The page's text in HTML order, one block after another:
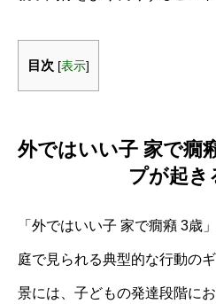
目次 [表示]
外ではいい子 家で癇
プが起き
「外ではいい子 家で癇癪 3歳
庭で見られる典型的な行動の
景には、子どもの発達段階に